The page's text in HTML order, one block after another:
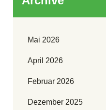
Mai 2026
April 2026
Februar 2026
Dezember 2025